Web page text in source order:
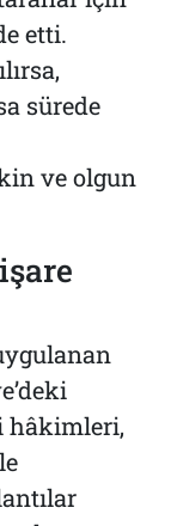
etti.
sürede
ve olgun
hâkimleri,